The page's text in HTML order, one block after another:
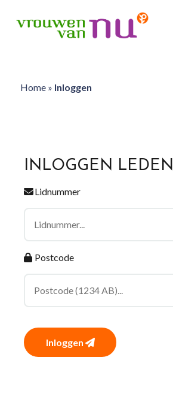
Home» Inloggen
INLOGGEN LEDEN
Lidnummer
Postcode
Inloggen